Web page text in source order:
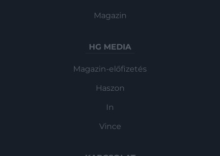
Magazin
HG MEDIA
Magazin-előfizetés
Haszon
In
Vince